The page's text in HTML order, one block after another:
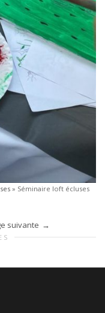
» Séminaire loft écluses
suivante